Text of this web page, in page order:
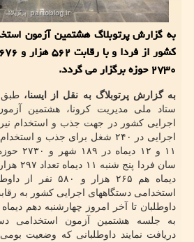
به گزارش پرتوبلاگ هشتمین آزمون
۲۷۳۰ حوزه برگزار می گردد.
به گزارش پرتوبلاگ به نقل از ایسنا،
ستاد ملی مدیریت کرونا، هشتمین
۱۱ و ۱۲
دیماه هم ۲۶۵ هزار و
استخدامی دستگاههای اجرایی کشور به
داوطلبان تا آخر امروز چهارشنبه دهم
به جلسه هشتمین آزمون استخدامی
دریافت نمایند داوطلبانی که وضعیت